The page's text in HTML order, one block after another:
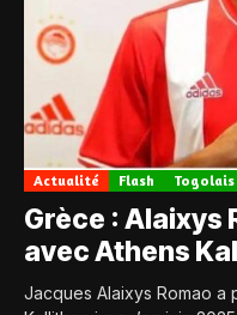
Actualité Flash Togolais
Grèce : Alaixys
avec Athens
Jacques Alaixys Romao a